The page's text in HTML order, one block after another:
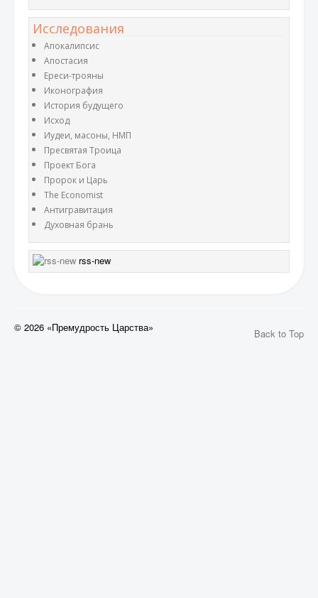
Исследования
Апокалипсис
Апостасия
Ереси-трояны
Иконография
История будущего
Исход
Иудеи, масоны, НМП
Пресвятая Троица
Проект Бога
Пророк и Царь
The Economist
Антигравитация
Духовная брань
rss-new
Back to Top
© 2026 «Премудрость Царства»